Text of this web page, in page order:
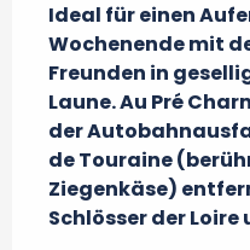
Ideal für einen
Wochenende mit
Freunden in
Laune. Au Pré
der
de Touraine
Ziegenkäse)
Schlösser der Loire